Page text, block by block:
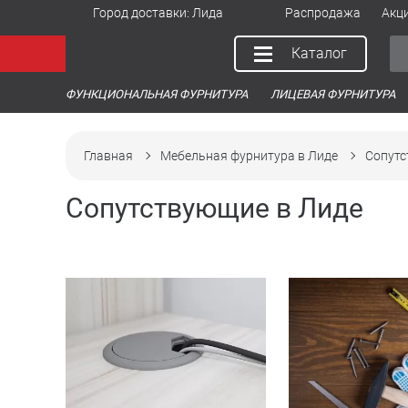
Город доставки: Лида Распродажа
Каталог
ФУНКЦИОНАЛЬНАЯ ФУРНИТУРА ЛИЦЕВАЯ ФУРНИТУРА
Главная Мебельная фурнитура в Лиде
Сопутствующие в Лиде